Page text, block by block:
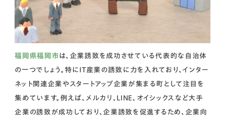
福岡県福岡市 は、企業誘致を成功させている代表的な自治体
の一つでしょう。特にIT産業の誘致に力を入れており、インター
ネット関連企業やスタートアップ企業が集まる町として注目を
集めています。例えば、メルカリ、LINE、オイシックスなど大手
企業の誘致が成功しており、企業誘致を促進するため、企業向